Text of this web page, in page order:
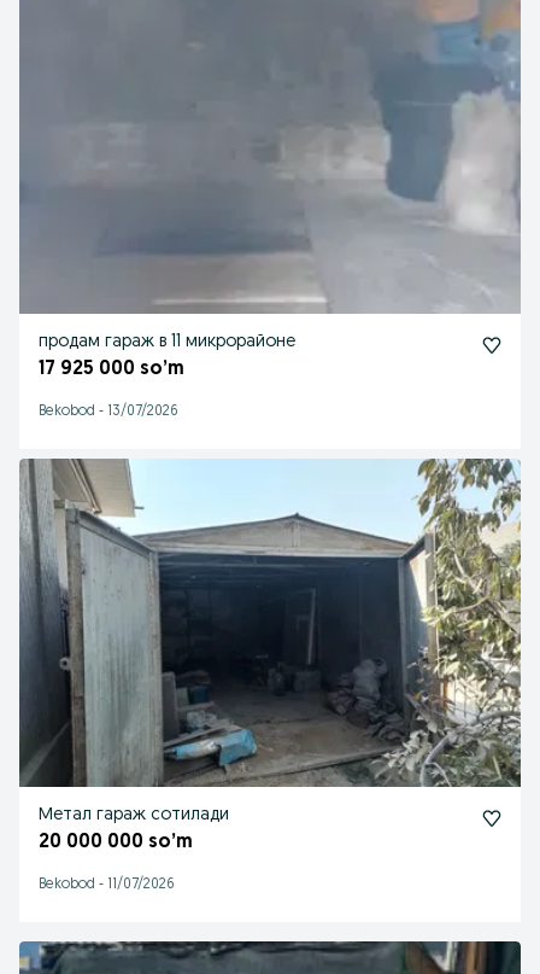
продам гараж в 11 микрорайоне
17 925 000 so’m
Bekobod - 13/07/2026
Метал гараж сотилади
20 000 000 so’m
Bekobod - 11/07/2026